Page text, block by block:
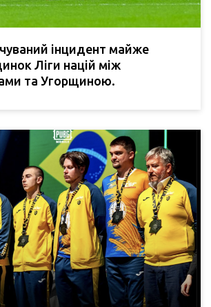
інцидент майже
Ліги націй між
та Угорщиною.